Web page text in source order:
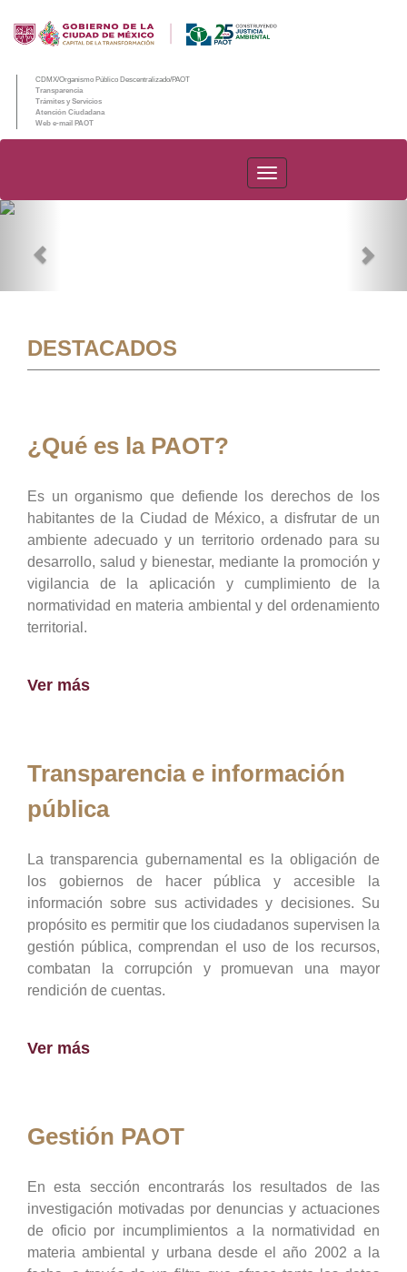
CDMX/Organismo Público Descentralizado/PAOT
Transparencia
Trámites y Servicios
Atención Ciudadana
Web e-mail PAOT
PAOT
DESTACADOS
¿Qué es la PAOT?
Es un organismo que defiende los derechos de los
habitantes de la Ciudad de México, a disfrutar de un
ambiente adecuado y un territorio ordenado para su
desarrollo, salud y bienestar, mediante la promoción y
vigilancia de la aplicación y cumplimiento de la
normatividad en materia ambiental y del ordenamiento
territorial.
Ver más
Transparencia e información
pública
La transparencia gubernamental es la obligación de
los gobiernos de hacer pública y accesible la
información sobre sus actividades y decisiones. Su
propósito es permitir que los ciudadanos supervisen la
gestión pública, comprendan el uso de los recursos,
combatan la corrupción y promuevan una mayor
rendición de cuentas.
Ver más
Gestión PAOT
En esta sección encontrarás los resultados de las
investigación motivadas por denuncias y actuaciones
de oficio por incumplimientos a la normatividad en
materia ambiental y urbana desde el año 2002 a la